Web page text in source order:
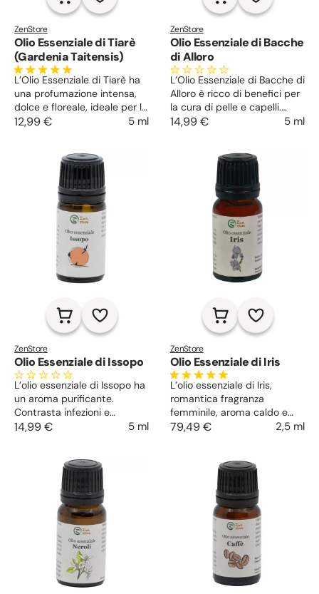
ZenStore
Olio Essenziale di Tiarè
(Gardenia Taitensis)
L’Olio Essenziale di Tiarè ha
una profumazione intensa,
dolce e floreale, ideale per la
preparazione di profumi
per il partner, protegge la
pelle matura e lenisce le
infiammazioni.
12,99 € 5 ml
ZenStore
Olio Essenziale di Bacche
di Alloro
L’Olio Essenziale di Bacche di
Alloro è ricco di benefici per
la cura di pelle e capelli.
Tonico del corpo, stimola la
articolare. Indicato per la
pelle matura e acneica e per
i capelli grassi.
14,99 € 5 ml
ZenStore
Olio Essenziale di Issopo
L’olio essenziale di Issopo ha
un aroma purificante.
Contrasta infezioni e
irritazioni cutanee. Agisce
respiratorie. Dona buon
umore se inalato e
massaggiato. Allevia edemi e
aiuta nella cattiva
circolazione, azione diuretica.
14,99 € 5 ml
ZenStore
Olio Essenziale di Iris
L’olio essenziale di Iris,
romantica fragranza
femminile, aroma caldo e
dolce, per dare ascolto alla
Anestetico naturale, rigenera
i tessuti e la pelle matura.
Purificante, depurativo e
79,49 € 2,5 ml